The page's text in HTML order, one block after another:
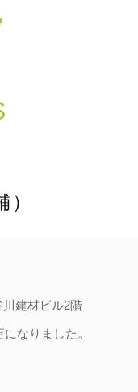
建材ビル2階
なりました。